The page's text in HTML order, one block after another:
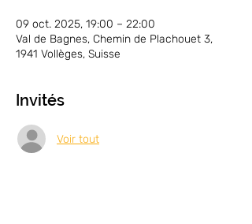
09 oct. 2025, 19:00 – 22:00
Val de Bagnes, Chemin de Plachouet 3,
1941 Vollèges, Suisse
Invités
Voir tout